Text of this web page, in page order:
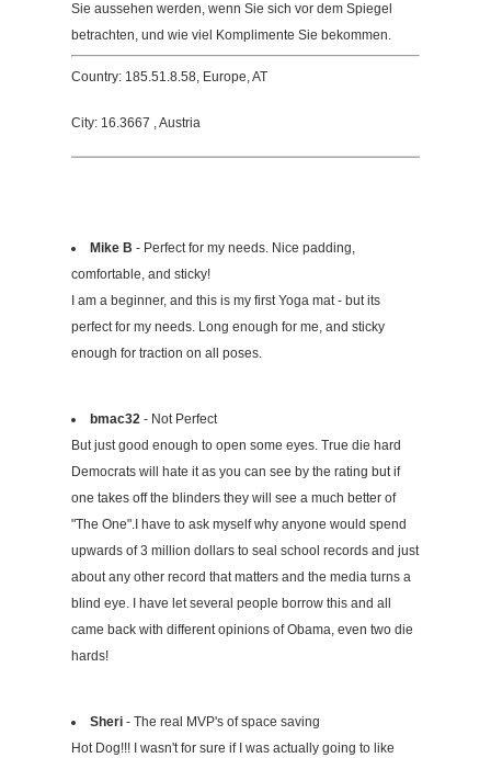
Sie aussehen werden, wenn Sie sich vor dem Spiegel
betrachten, und wie viel Komplimente Sie bekommen.
Country: 185.51.8.58, Europe, AT
City: 16.3667 , Austria
Mike B - Perfect for my needs. Nice padding,
comfortable, and sticky!
I am a beginner, and this is my first Yoga mat - but its
perfect for my needs. Long enough for me, and sticky
enough for traction on all poses.
bmac32 - Not Perfect
But just good enough to open some eyes. True die hard
Democrats will hate it as you can see by the rating but if
one takes off the blinders they will see a much better of
"The One".I have to ask myself why anyone would spend
upwards of 3 million dollars to seal school records and just
about any other record that matters and the media turns a
blind eye. I have let several people borrow this and all
came back with different opinions of Obama, even two die
hards!
Sheri - The real MVP's of space saving
Hot Dog!!! I wasn't for sure if I was actually going to like